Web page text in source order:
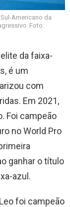
Americano da
Foto:
da faixa-
é um
com
Em 2021,
Foi campeão
no World Pro
ganhar o título
azul.
foi campeão